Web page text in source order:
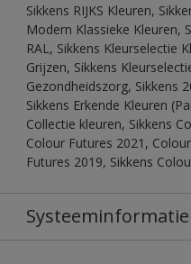
Sikkens RIJKS Kleuren,
Modern Klassieke Kleuren,
RAL, Sikkens Kleurselectie
Grijzen, Sikkens
Gezondheidszorg, Sikkens
Sikkens Erkende Kleuren
Collectie kleuren, Sikkens
Colour Futures 2021,
Futures 2019, Sikkens
Systeeminformatie